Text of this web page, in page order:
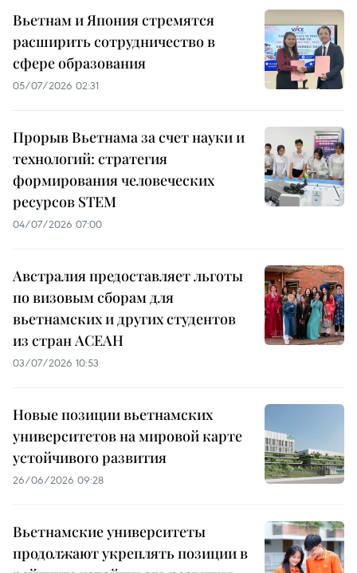
Вьетнам и Япония стремятся
расширить сотрудничество в
сфере образования
05/07/2026 02:31
Прорыв Вьетнама за счет науки и
технологий: стратегия
формирования человеческих
ресурсов STEM
04/07/2026 07:00
Австралия предоставляет льготы
по визовым сборам для
вьетнамских и других студентов
из стран АСЕАН
03/07/2026 10:53
Новые позиции вьетнамских
университетов на мировой карте
устойчивого развития
26/06/2026 09:28
Вьетнамские университеты
продолжают укреплять позиции в